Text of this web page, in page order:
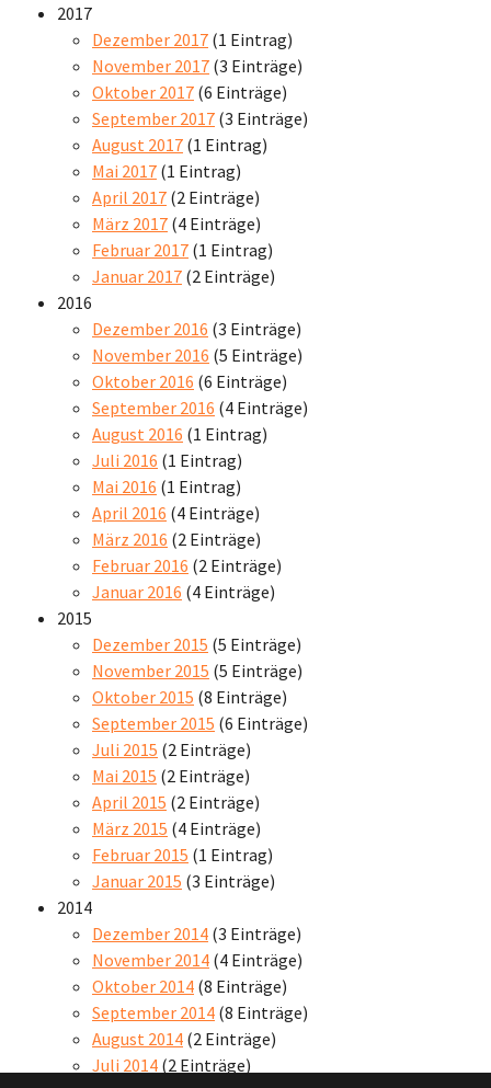
2017
Dezember 2017 (1 Eintrag)
November 2017 (3 Einträge)
Oktober 2017 (6 Einträge)
September 2017 (3 Einträge)
August 2017 (1 Eintrag)
Mai 2017 (1 Eintrag)
April 2017 (2 Einträge)
März 2017 (4 Einträge)
Februar 2017 (1 Eintrag)
Januar 2017 (2 Einträge)
2016
Dezember 2016 (3 Einträge)
November 2016 (5 Einträge)
Oktober 2016 (6 Einträge)
September 2016 (4 Einträge)
August 2016 (1 Eintrag)
Juli 2016 (1 Eintrag)
Mai 2016 (1 Eintrag)
April 2016 (4 Einträge)
März 2016 (2 Einträge)
Februar 2016 (2 Einträge)
Januar 2016 (4 Einträge)
2015
Dezember 2015 (5 Einträge)
November 2015 (5 Einträge)
Oktober 2015 (8 Einträge)
September 2015 (6 Einträge)
Juli 2015 (2 Einträge)
Mai 2015 (2 Einträge)
April 2015 (2 Einträge)
März 2015 (4 Einträge)
Februar 2015 (1 Eintrag)
Januar 2015 (3 Einträge)
2014
Dezember 2014 (3 Einträge)
November 2014 (4 Einträge)
Oktober 2014 (8 Einträge)
September 2014 (8 Einträge)
August 2014 (2 Einträge)
Juli 2014 (2 Einträge)